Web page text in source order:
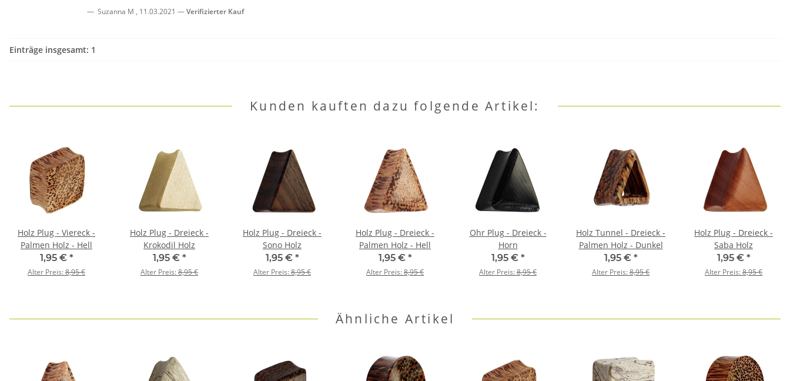
Suzanna M , 11.03.2021 Verifizierter Kauf
Einträge insgesamt: 1
Kunden kauften dazu folgende Artikel:
Holz Plug - Viereck -
Palmen Holz - Hell
1,95 € *
Alter Preis:8,95 €
Holz Plug - Dreieck -
Krokodil Holz
1,95 € *
Alter Preis:8,95 €
Holz Plug - Dreieck -
Sono Holz
1,95 € *
Alter Preis:8,95 €
Holz Plug - Dreieck -
Palmen Holz - Hell
1,95 € *
Alter Preis:8,95 €
Ohr Plug - Dreieck -
Horn
1,95 € *
Alter Preis:8,95 €
Holz Tunnel - Dreieck -
Palmen Holz - Dunkel
1,95 € *
Alter Preis:8,95 €
Holz Plug - Dreieck -
Saba Holz
1,95 € *
Alter Preis:8,95 €
Ähnliche Artikel